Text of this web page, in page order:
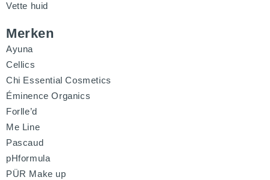
Vette huid
Merken
Ayuna
Cellics
Chi Essential Cosmetics
Éminence Organics
Forlle’d
Me Line
Pascaud
pHformula
PÜR Make up